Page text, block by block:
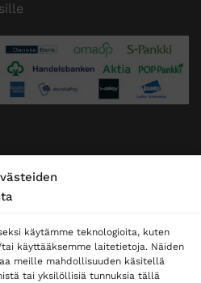
käytämme teknologioita, kuten
käyttääksemme laitetietoja. Näiden
meille mahdollisuuden käsitellä
tai yksilöllisiä tunnuksia tällä